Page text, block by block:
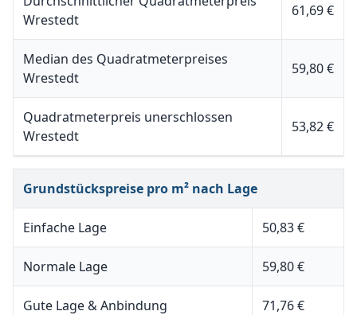
Wrestedt
61,69 €
Median des Quadratmeterpreises
Wrestedt
59,80 €
Quadratmeterpreis unerschlossen
Wrestedt
53,82 €
Grundstückspreise pro m² nach Lage
Einfache Lage 50,83 €
Normale Lage 59,80 €
Gute Lage & Anbindung 71,76 €